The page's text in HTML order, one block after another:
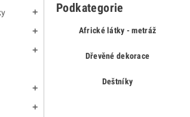
add
add
add
add
add
Podkategorie
Africké látky - metráž
Dřevěné dekorace
Deštníky